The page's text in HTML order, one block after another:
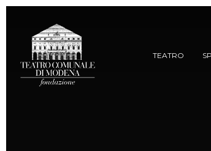
Skip
content
TEATRO